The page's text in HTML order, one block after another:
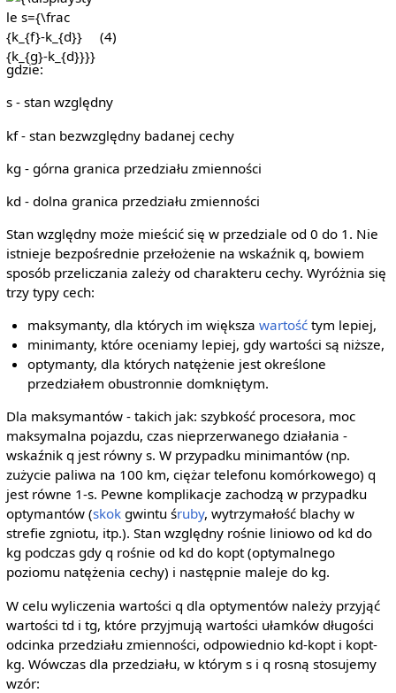
s={\frac
{k_{f}-k_{d}}
{k_{g}-
k_{d}}}}
(4)
gdzie:
s - stan względny
kf - stan bezwzględny badanej cechy
kg - górna granica przedziału zmienności
kd - dolna granica przedziału zmienności
Stan względny może mieścić się w przedziale od 0 do 1. Nie
istnieje bezpośrednie przełożenie na wskaźnik q, bowiem
sposób przeliczania zależy od charakteru cechy. Wyróżnia się
trzy typy cech:
maksymanty, dla których im większawartość tym lepiej,
minimanty, które oceniamy lepiej, gdy wartości są niższe,
optymanty, dla których natężenie jest określone
przedziałem obustronnie domkniętym.
Dla maksymantów - takich jak: szybkość procesora, moc
maksymalna pojazdu, czas nieprzerwanego działania -
wskaźnik q jest równy s. W przypadku minimantów (np.
zużycie paliwa na 100 km, ciężar telefonu komórkowego) q
jest równe 1-s. Pewne komplikacje zachodzą w przypadku
optymantów (skokgwintu śruby, wytrzymałość blachy w
strefie zgniotu, itp.). Stan względny rośnie liniowo od kd do
kg podczas gdy q rośnie od kd do kopt (optymalnego
poziomu natężenia cechy) i następnie maleje do kg.
W celu wyliczenia wartości q dla optymentów należy przyjąć
wartości td i tg, które przyjmują wartości ułamków długości
odcinka przedziału zmienności, odpowiednio kd-kopt i kopt-
kg. Wówczas dla przedziału, w którym s i q rosną stosujemy
wzór: